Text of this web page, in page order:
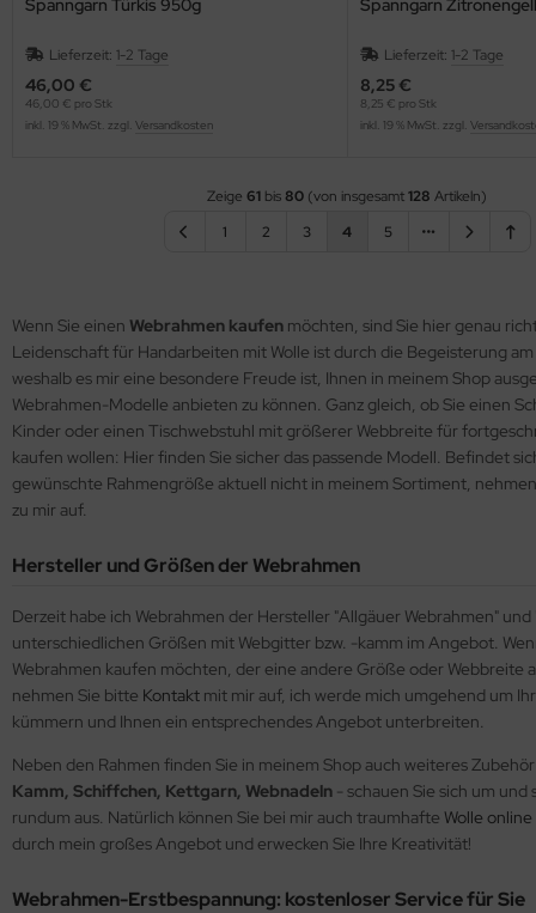
Spanngarn Türkis 950g
Lieferzeit: 1-2 Tage
46,00 €
46,00 € pro Stk
inkl. 19 % MwSt. zzgl. Versandkosten
Spanngarn
Lieferzeit: 1-2 Tage
8,25 €
8,25 € pro Stk
inkl. 19 % MwSt. zzgl.
Zeige 61 bis 80 (von insgesamt128 Artikeln)
1
2 3 4 5
Wenn Sie einen Webrahmen kaufen möchten, sind Sie hier genau
Leidenschaft für Handarbeiten mit Wolle ist durch die Begeisterung
weshalb es mir eine besondere Freude ist, Ihnen in meinem Shop
Webrahmen-Modelle anbieten zu können. Ganz gleich, ob Sie einen
Kinder oder einen Tischwebstuhl mit größerer Webbreite für
kaufen wollen: Hier finden Sie sicher das passende Modell. Befindet
gewünschte Rahmengröße aktuell nicht in meinem Sortiment,
zu mir auf.
Hersteller und Größen der Webrahmen
Derzeit habe ich Webrahmen der Hersteller "Allgäuer Webrahmen"
unterschiedlichen Größen mit Webgitter bzw. -kamm im Angebot.
Webrahmen kaufen möchten, der eine andere Größe oder Webbreite
nehmen Sie bitte Kontakt mit mir auf, ich werde mich umgehend um
kümmern und Ihnen ein entsprechendes Angebot unterbreiten.
Neben den Rahmen finden Sie in meinem Shop auch weiteres
Kamm, Schiffchen, Kettgarn, Webnadeln - schauen Sie sich um und
rundum aus. Natürlich können Sie bei mir auch traumhafte Wolle
durch mein großes Angebot und erwecken Sie Ihre Kreativität!
Webrahmen-Erstbespannung: kostenloser Service für Sie